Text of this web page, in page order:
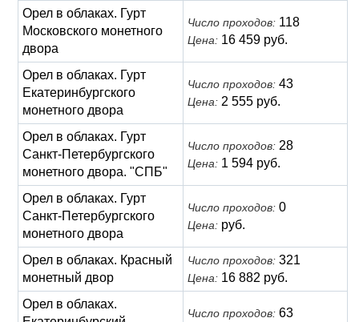
Для Речи Посполитой
Орел в облаках. Гурт
Московского монетного
двора
Число проходов: 118
Цена: 16 459 руб.
Орел в облаках. Гурт
Екатеринбургского
монетного двора
Число проходов: 43
Цена: 2 555 руб.
Орел в облаках. Гурт
Санкт-Петербургского
монетного двора. "СПБ"
Число проходов: 28
Цена: 1 594 руб.
Орел в облаках. Гурт
Санкт-Петербургского
монетного двора
Число проходов: 0
Цена: руб.
Орел в облаках. Красный
монетный двор
Число проходов: 321
Цена: 16 882 руб.
Орел в облаках.
Число проходов: 63